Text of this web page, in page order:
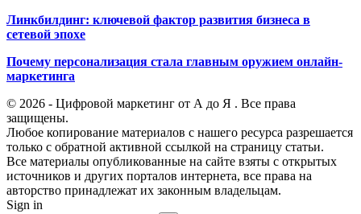
Линкбилдинг: ключевой фактор развития бизнеса в
сетевой эпохе
Почему персонализация стала главным оружием онлайн-
маркетинга
© 2026 - Цифровой маркетинг от А до Я . Все права
защищены.
Любое копирование материалов с нашего ресурса разрешается
только с обратной активной ссылкой на страницу статьи.
Все материалы опубликованные на сайте взяты с открытых
источников и других порталов интернета, все права на
авторство принадлежат их законным владельцам.
Sign in